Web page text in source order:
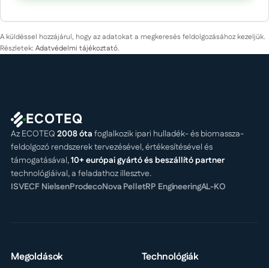
A küldéssel hozzájárul, hogy az adatokat a megkeresés feldolgozásához kezeljük.
Részletek: Adatvédelmi tájékoztató.
ECOTEQ
Az ECOTEQ 2008 óta foglalkozik ipari hulladék- és biomassza-
feldolgozó rendszerek tervezésével, értékesítésével és
támogatásával,10+ európai gyártó és beszállító partner
technológiáival, a feladathoz illesztve.
ISVECF NielsenProdecoNova PelletRP EngineeringAL-KO
Megoldások Technológiák